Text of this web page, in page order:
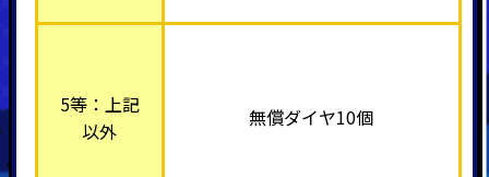
5等：上記
以外
無償ダイヤ10個